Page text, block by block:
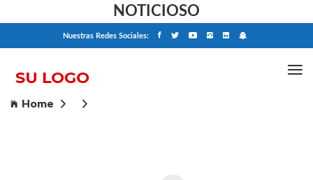
NOTICIOSO
Nuestras Redes Sociales:
Home